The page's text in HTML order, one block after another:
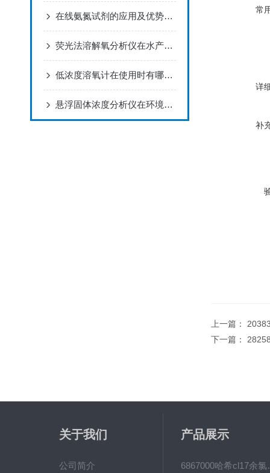
在线氨氮试剂的应用及优势，快来看下吧！
荧光法溶解氧分析仪在水产养殖中的应用
低浓度溶氧计在使用时有哪些注意事项？
悬浮固体浓度分析仪在环境监测中的应用
常
详
补
上一篇：
下一篇：
关于我们
公司简介
产品展示
6867000